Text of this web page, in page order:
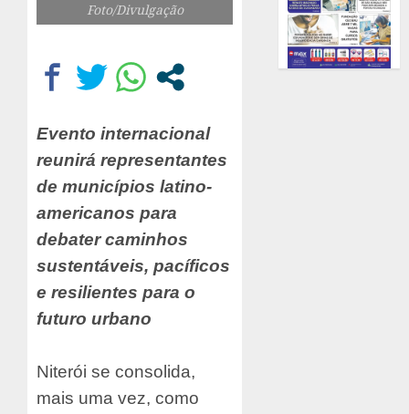
Foto/Divulgação
Evento internacional
reunirá representantes
de municípios latino-
americanos para
debater caminhos
sustentáveis, pacíficos
e resilientes para o
futuro urbano
Niterói se consolida,
mais uma vez, como